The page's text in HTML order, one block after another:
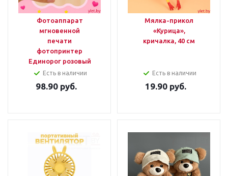
Фотоаппарат
мгновенной
печати
фотопринтер
Единорог розовый
Есть в наличии
98.90руб.
Мялка-прикол
«Курица»,
кричалка, 40 см
Есть в наличии
19.90руб.